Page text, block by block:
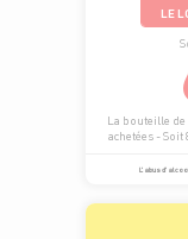
LE
La bouteille de
achetées - Soit
L’abus